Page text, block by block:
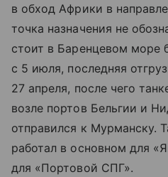
в обход Африки в
точка назначения не
стоит в Баренцевом
с 5 июля, последняя
27 апреля, после чего
возле портов Бельгии и
отправился к Мурманску.
работал в основном для
для «Портовой СПГ».